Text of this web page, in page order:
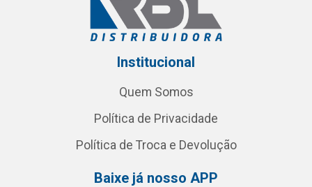
Institucional
Quem Somos
Política de Privacidade
Política de Troca e Devolução
Baixe já nosso APP